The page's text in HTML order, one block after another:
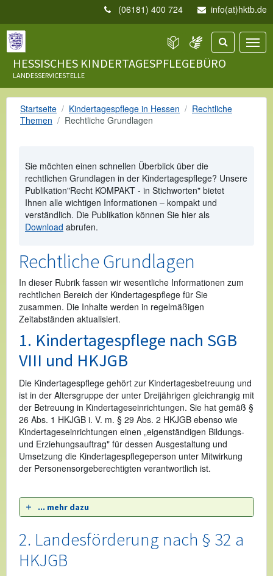
(06181) 400 724 info(at)hktb.de
HESSISCHES KINDERTAGESPFLEGEBÜRO
LANDESSERVICESTELLE
Startseite Kindertagespflege in Hessen
Rechtliche
Themen
Rechtliche Grundlagen
Sie möchten einen schnellen Überblick über die
rechtlichen Grundlagen in der Kindertagespflege? Unsere
Publikation"Recht KOMPAKT - in Stichworten" bietet
Ihnen alle wichtigen Informationen – kompakt und
verständlich. Die Publikation können Sie hier als
Download abrufen.
Rechtliche Grundlagen
In dieser Rubrik fassen wir wesentliche Informationen zum
rechtlichen Bereich der Kindertagespflege für Sie
zusammen. Die Inhalte werden in regelmäßigen
Zeitabständen aktualisiert.
1. Kindertagespflege nach SGB
VIII und HKJGB
Die Kindertagespflege gehört zur Kindertagesbetreuung und
ist in der Altersgruppe der unter Dreijährigen gleichrangig mit
der Betreuung in Kindertageseinrichtungen. Sie hat gemäß §
26 Abs. 1 HKJGB i. V. m. § 29 Abs. 2 HKJGB ebenso wie
Kindertageseinrichtungen einen „eigenständigen Bildungs-
und Erziehungsauftrag" für dessen Ausgestaltung und
Umsetzung die Kindertagespflegeperson unter Mitwirkung
der Personensorgeberechtigten verantwortlich ist.
... mehr dazu
2. Landesförderung nach § 32 a
HKJGB